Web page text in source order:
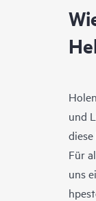
und
Für
uns